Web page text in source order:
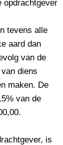
opdrachtgever
tevens alle
aard dan
van de
diens
maken. De
van de
is